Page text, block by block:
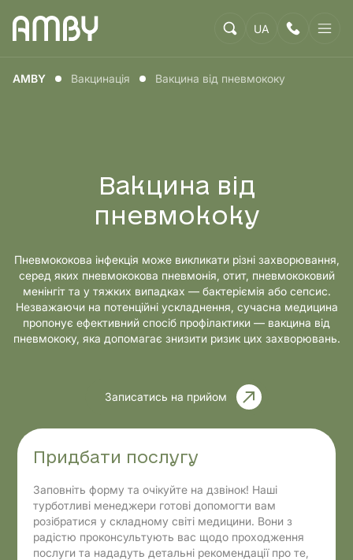
UA
AMBY Вакцинація Вакцина від пневмококу
Вакцина від
пневмококу
Пневмококова інфекція може викликати різні захворювання,
серед яких пневмококова пневмонія, отит, пневмококовий
менінгіт та у тяжких випадках — бактеріємія або сепсис.
Незважаючи на потенційні ускладнення, сучасна медицина
пропонує ефективний спосіб профілактики — вакцина від
пневмококу, яка допомагає знизити ризик цих захворювань.
Записатись на прийом
Придбати послугу
Заповніть форму та очікуйте на дзвінок! Наші
турботливі менеджери готові допомогти вам
розібратися у складному світі медицини. Вони з
радістю проконсультують вас щодо проходження
послуги та нададуть детальні рекомендації про те,